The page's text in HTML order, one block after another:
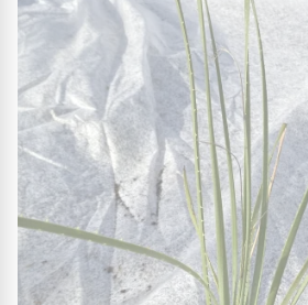
exposition en plein soleil,
tolérer une ombre légère.
permet à la plante de
couleurs plus intenses et
croissance vigoureuse.
Sol: Un sol bien drainé est
Dasylirions n'aiment pas
qui peut provoquer la
racines. Un mélange de
de sable grossier est idéal